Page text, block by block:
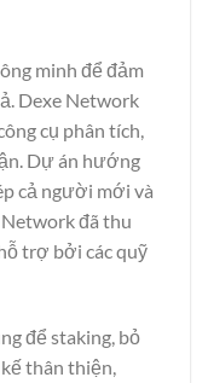
minh để đảm
Dexe Network
cụ phân tích,
Dự án hướng
cả người mới và
Network đã thu
trợ bởi các quỹ
để staking, bỏ
thân thiện,